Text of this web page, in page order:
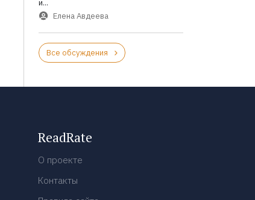
и...
Елена Авдеева
Все обсуждения
ReadRate
О проекте
Контакты